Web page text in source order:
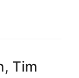
Tim